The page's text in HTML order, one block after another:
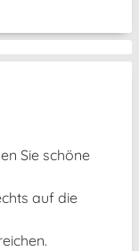
Sie schöne
auf die